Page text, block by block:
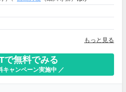
もっと見る
で無料でみる
キャンペーン実施中 ／